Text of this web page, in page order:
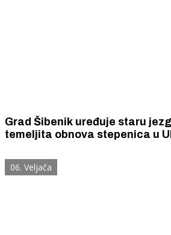
Grad Šibenik uređuje staru
temeljita obnova stepenica u
06. Veljača